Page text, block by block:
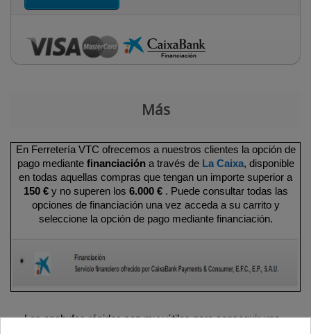
Más
En Ferretería VTC ofrecemos a nuestros clientes la opción de
pago mediante financiacióna través de La Caixa, disponible
en todas aquellas compras que tengan un importe superior a
150 €y no superen los 6.000 €. Puede consultar todas las
opciones de financiación una vez acceda a su carrito y
seleccione la opción de pago mediante financiación.
Los enchufes rápidos son muy útiles para conseguir una